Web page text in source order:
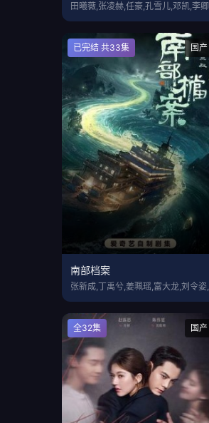
田曦薇,张凌赫,任豪,孔雪儿,邓凯,李卿
国产
已完结 共33集
南部档案
张新成,丁禹兮,姜珮瑶,富大龙,刘令姿,
国产
全32集